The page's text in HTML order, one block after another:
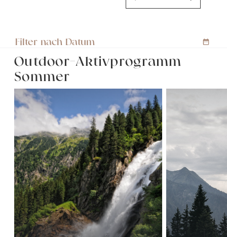
Filter nach Datum
Outdoor-Aktivprogramm
Sommer